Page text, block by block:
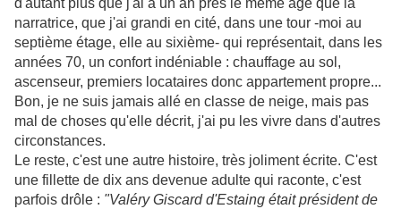
narratrice, que j'ai grandi en cité, dans une tour -moi au
septième étage, elle au sixième- qui représentait, dans les
années 70, un confort indéniable : chauffage au sol,
ascenseur, premiers locataires donc appartement propre...
Bon, je ne suis jamais allé en classe de neige, mais pas
mal de choses qu'elle décrit, j'ai pu les vivre dans d'autres
circonstances.
Le reste, c'est une autre histoire, très joliment écrite. C'est
une fillette de dix ans devenue adulte qui raconte, c'est
parfois drôle : "Valéry Giscard d'Estaing était président de